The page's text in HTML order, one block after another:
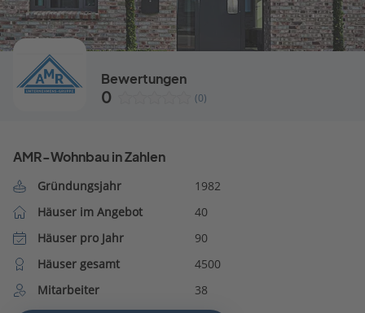
Bewertungen
0 (0)
AMR-Wohnbau in Zahlen
Gründungsjahr
1982
Häuser im Angebot
40
Häuser pro Jahr
90
Häuser gesamt
4500
Mitarbeiter
38